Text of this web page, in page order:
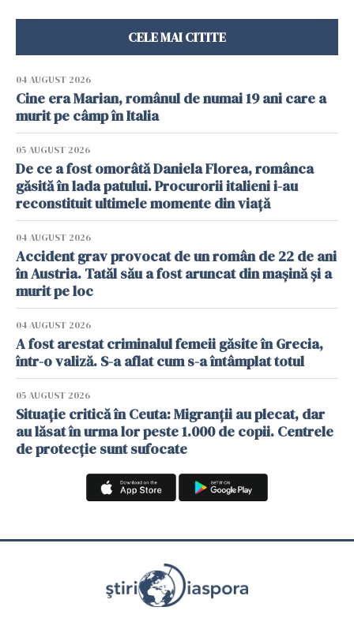
CELE MAI CITITE
04 AUGUST 2026
Cine era Marian, românul de numai 19 ani care a
murit pe câmp în Italia
05 AUGUST 2026
De ce a fost omorâtă Daniela Florea, românca
găsită în lada patului. Procurorii italieni i-au
reconstituit ultimele momente din viață
04 AUGUST 2026
Accident grav provocat de un român de 22 de ani
în Austria. Tatăl său a fost aruncat din mașină și a
murit pe loc
04 AUGUST 2026
A fost arestat criminalul femeii găsite în Grecia,
într-o valiză. S-a aflat cum s-a întâmplat totul
05 AUGUST 2026
Situație critică în Ceuta: Migranții au plecat, dar
au lăsat în urma lor peste 1.000 de copii. Centrele
de protecție sunt sufocate